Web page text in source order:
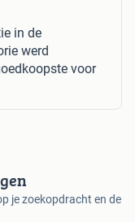
in de
werd
voor
je zoekopdracht en de